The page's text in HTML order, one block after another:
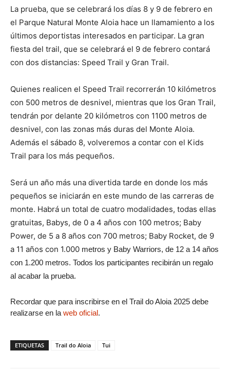
La prueba, que se celebrará los días 8 y 9 de febrero en
el Parque Natural Monte Aloia hace un llamamiento a los
últimos deportistas interesados en participar. La gran
fiesta del trail, que se celebrará el 9 de febrero contará
con dos distancias: Speed Trail y Gran Trail.
Quienes realicen el Speed Trail recorrerán 10 kilómetros
con 500 metros de desnivel, mientras que los Gran Trail,
tendrán por delante 20 kilómetros con 1100 metros de
desnivel, con las zonas más duras del Monte Aloia.
Además el sábado 8, volveremos a contar con el Kids
Trail para los más pequeños.
Será un año más una divertida tarde en donde los más
pequeños se iniciarán en este mundo de las carreras de
monte. Habrá un total de cuatro modalidades, todas ellas
gratuitas, Babys, de 0 a 4 años con 100 metros; Baby
Power, de 5 a 8 años con 700 metros; Baby Rocket, de 9
a 11 años con 1.000 metros y Baby Warriors, de 12 a 14 años
con 1.200 metros. Todos los participantes recibirán un regalo
al acabar la prueba.
Recordar que para inscribirse en el Trail do Aloia 2025 debe
realizarse en la web oficial.
ETIQUETAS Trail do Aloia Tui